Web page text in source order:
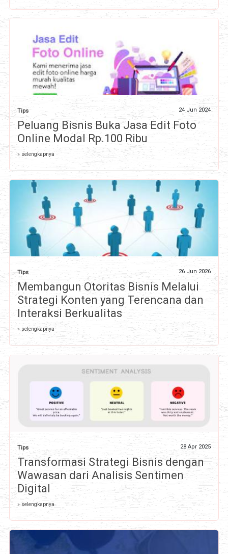
Tips 24 Jun 2024
Peluang Bisnis Buka Jasa Edit Foto
Online Modal Rp.100 Ribu
» selengkapnya
Tips 26 Jun 2026
Membangun Otoritas Bisnis Melalui
Strategi Konten yang Terencana dan
Interaksi Berkualitas
» selengkapnya
Tips 28 Apr 2025
Transformasi Strategi Bisnis dengan
Wawasan dari Analisis Sentimen
Digital
» selengkapnya